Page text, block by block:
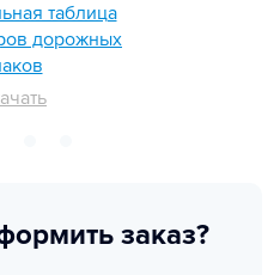
таблица
дорожных
заказ?